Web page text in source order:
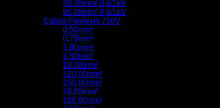
70,00mm² 0,6/1kV
95,00mm² 0,6/1kV
Cabos Flexíveis 750V
0,50mm²
0,75mm²
1,00mm²
1,50mm²
10,00mm²
120,00mm²
150,00mm²
16,00mm²
185,00mm²